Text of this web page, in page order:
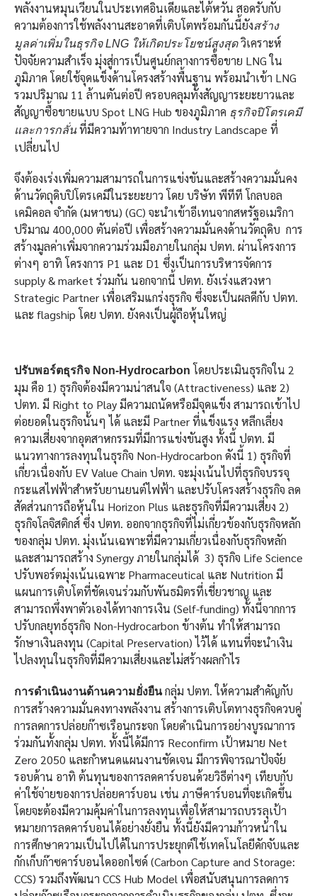
พลังงานหมุนเวียนในประเทศอินเดียและไต้หวัน สอดรับกับ
ความต้องการใช้พลังงานสะอาดที่เติบโตพร้อมกันนี้ยังสร้าง
มูลค่าเพิ่มในธุรกิจ LNG ให้เกิดประโยชน์สูงสุดวิเคราะห์
ปัจจัยความสำเร็จ มุ่งสู่การเป็นศูนย์กลางการซื้อขาย LNG ใน
ภูมิภาค โดยใช้จุดแข็งด้านโครงสร้างพื้นฐาน พร้อมนำเข้า LNG
รวมปริมาณ 11 ล้านตันต่อปี ครอบคลุมทั้งสัญญาระยะยาวและ
สัญญาซื้อขายแบบ Spot LNG Hub ของภูมิภาค ธุรกิจปิโตรเคมี
และการกลั่น ที่มีความท้าทายจาก Industry Landscape ที่
เปลี่ยนไป
จึงต้องเร่งเพิ่มความสามารถในการแข่งขันและสร้างความมั่นคง
ด้านวัตถุดิบปิโตรเคมีในระยะยาว โดย บริษัท พีทีที โกลบอล
เคมิคอล จำกัด (มหาชน) (GC) จะนำเข้าอีเทนจากสหรัฐอเมริกา
ปริมาณ 400,000 ตันต่อปี เพื่อสร้างความมั่นคงด้านวัตถุดิบ การ
สร้างมูลค่าเพิ่มจากความร่วมมือภายในกลุ่ม ปตท. ผ่านโครงการ
ต่างๆ อาทิ โครงการ P1 และ D1 ซึ่งเป็นการบริหารจัดการ
supply & market ร่วมกัน นอกจากนี้ ปตท. ยังเร่งแสวงหา
Strategic Partner เพื่อเสริมแกร่งธุรกิจ ซึ่งจะเป็นผลดีกับ ปตท.
และ flagship โดย ปตท. ยังคงเป็นผู้ถือหุ้นใหญ่
ปรับพอร์ตธุรกิจ Non-Hydrocarbon โดยประเมินธุรกิจใน 2
มุม คือ 1) ธุรกิจต้องมีความน่าสนใจ (Attractiveness) และ 2)
ปตท. มี Right to Play มีความถนัดหรือมีจุดแข็ง สามารถเข้าไป
ต่อยอดในธุรกิจนั้นๆ ได้ และมี Partner ที่แข็งแรง หลีกเลี่ยง
ความเสี่ยงจากอุตสาหกรรมที่มีการแข่งขันสูง ทั้งนี้ ปตท. มี
แนวทางการลงทุนในธุรกิจ Non-Hydrocarbon ดังนี้ 1) ธุรกิจที่
เกี่ยวเนื่องกับ EV Value Chain ปตท. จะมุ่งเน้นไปที่ธุรกิจบรรจุ
กระแสไฟฟ้าสำหรับยานยนต์ไฟฟ้า และปรับโครงสร้างธุรกิจ ลด
สัดส่วนการถือหุ้นใน Horizon Plus และธุรกิจที่มีความเสี่ยง 2)
ธุรกิจโลจิสติกส์ ซึ่ง ปตท. ออกจากธุรกิจที่ไม่เกี่ยวข้องกับธุรกิจหลัก
ของกลุ่ม ปตท. มุ่งเน้นเฉพาะที่มีความเกี่ยวเนื่องกับธุรกิจหลัก
และสามารถสร้าง Synergy ภายในกลุ่มได้ 3) ธุรกิจ Life Science
ปรับพอร์ตมุ่งเน้นเฉพาะ Pharmaceutical และ Nutrition มี
แผนการเติบโตที่ชัดเจนร่วมกับพันธมิตรที่เชี่ยวชาญ และ
สามารถพึ่งพาตัวเองได้ทางการเงิน (Self-funding) ทั้งนี้จากการ
ปรับกลยุทธ์ธุรกิจ Non-Hydrocarbon ข้างต้น ทำให้สามารถ
รักษาเงินลงทุน (Capital Preservation) ไว้ได้ แทนที่จะนำเงิน
ไปลงทุนในธุรกิจที่มีความเสี่ยงและไม่สร้างผลกำไร
การดำเนินงานด้านความยั่งยืนกลุ่ม ปตท. ให้ความสำคัญกับ
การสร้างความมั่นคงทางพลังงาน สร้างการเติบโตทางธุรกิจควบคู่
การลดการปล่อยก๊าซเรือนกระจก โดยดำเนินการอย่างบูรณาการ
ร่วมกันทั้งกลุ่ม ปตท. ทั้งนี้ได้มีการ Reconfirm เป้าหมาย Net
Zero 2050 และกำหนดแผนงานชัดเจน มีการพิจารณาปัจจัย
รอบด้าน อาทิ ต้นทุนของการลดคาร์บอนด้วยวิธีต่างๆ เทียบกับ
ค่าใช้จ่ายของการปล่อยคาร์บอน เช่น ภาษีคาร์บอนที่จะเกิดขึ้น
โดยจะต้องมีความคุ้มค่าในการลงทุนเพื่อให้สามารถบรรลุเป้า
หมายการลดคาร์บอนได้อย่างยั่งยืน ทั้งนี้ยังมีความก้าวหน้าใน
การศึกษาความเป็นไปได้ในการประยุกต์ใช้เทคโนโลยีดักจับและ
กักเก็บก๊าซคาร์บอนไดออกไซด์ (Carbon Capture and Storage:
CCS) รวมถึงพัฒนา CCS Hub Model เพื่อสนับสนุนการลดการ